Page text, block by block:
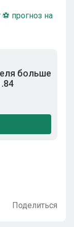
прогноз на
больше
Поделиться